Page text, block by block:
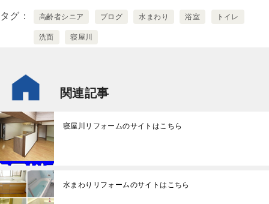
タグ 高齢者シニア ブログ 水まわり 浴室 トイレ
洗面 寝屋川
関連記事
寝屋川リフォームのサイトはこちら
水まわりリフォームのサイトはこちら